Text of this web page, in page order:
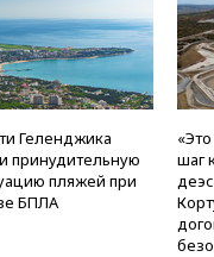
Геленджика
принудительную
пляжей при
БПЛА
шаг